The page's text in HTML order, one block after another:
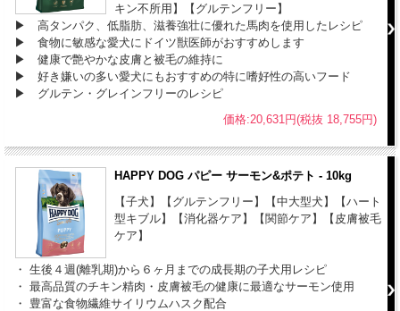
キン不所用】【グルテンフリー】
▶ 高タンパク、低脂肪、滋養強壮に優れた馬肉を使用したレシピ
▶ 食物に敏感な愛犬にドイツ獣医師がおすすめします
▶ 健康で艶やかな皮膚と被毛の維持に
▶ 好き嫌いの多い愛犬にもおすすめの特に嗜好性の高いフード
▶ グルテン・グレインフリーのレシピ
価格:20,631円(税抜 18,755円)
HAPPY DOG パピー サーモン&ポテト - 10kg
【子犬】【グルテンフリー】【中大型犬】【ハート
型キブル】【消化器ケア】【関節ケア】【皮膚被毛
ケア】
・ 生後４週(離乳期)から６ヶ月までの成長期の子犬用レシピ
・ 最高品質のチキン精肉・皮膚被毛の健康に最適なサーモン使用
・ 豊富な食物繊維サイリウムハスク配合